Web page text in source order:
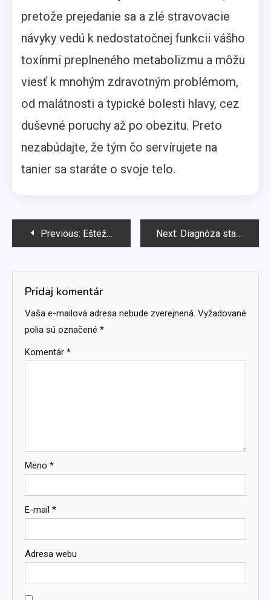
pretože prejedanie sa a zlé stravovacie
návyky vedú k nedostatočnej funkcii vášho
toxínmi preplneného metabolizmu a môžu
viesť k mnohým zdravotným problémom,
od malátnosti a typické bolesti hlavy, cez
duševné poruchy až po obezitu. Preto
nezabúdajte, že tým čo servírujete na
tanier sa staráte o svoje telo.
Navigácia
článku
Previous: Ešteže vývoj podprseniek neustrnul Next: Diagnóza stanovená: Zlatokopka
Pridaj komentár
Vaša e-mailová adresa nebude zverejnená. Vyžadované
polia sú označené *
Komentár *
Meno *
E-mail *
Adresa webu